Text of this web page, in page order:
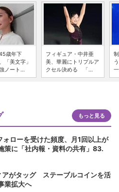
歳年下
「美文字」
ノート...
フィギュア・中井亜
美、華麗にトリプルア
クセル決める 「...
もっと見る
ローを受けた頻度、月1回以上が
に「社内報・資料の共有」83.
アがタッグ ステーブルコインを活
業拡大へ